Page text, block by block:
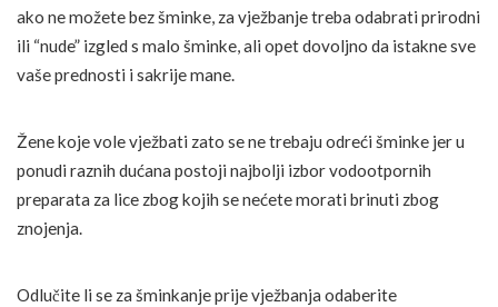
ako ne možete bez šminke, za vježbanje treba odabrati prirodni
ili “nude” izgled s malo šminke, ali opet dovoljno da istakne sve
vaše prednosti i sakrije mane.
Žene koje vole vježbati zato se ne trebaju odreći šminke jer u
ponudi raznih dućana postoji najbolji izbor vodootpornih
preparata za lice zbog kojih se nećete morati brinuti zbog
znojenja.
Odlučite li se za šminkanje prije vježbanja odaberite